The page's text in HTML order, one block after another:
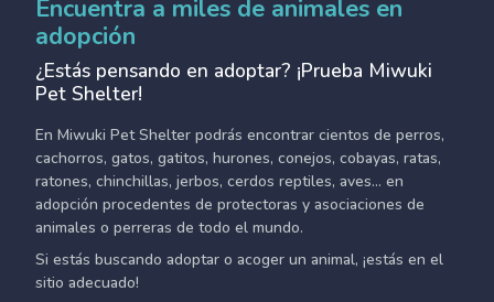
Encuentra a miles de animales en
adopción
¿Estás pensando en adoptar? ¡Prueba Miwuki
Pet Shelter!
En Miwuki Pet Shelter podrás encontrar cientos de perros,
cachorros, gatos, gatitos, hurones, conejos, cobayas, ratas,
ratones, chinchillas, jerbos, cerdos reptiles, aves... en
adopción procedentes de protectoras y asociaciones de
animales o perreras de todo el mundo.
Si estás buscando adoptar o acoger un animal, ¡estás en el
sitio adecuado!